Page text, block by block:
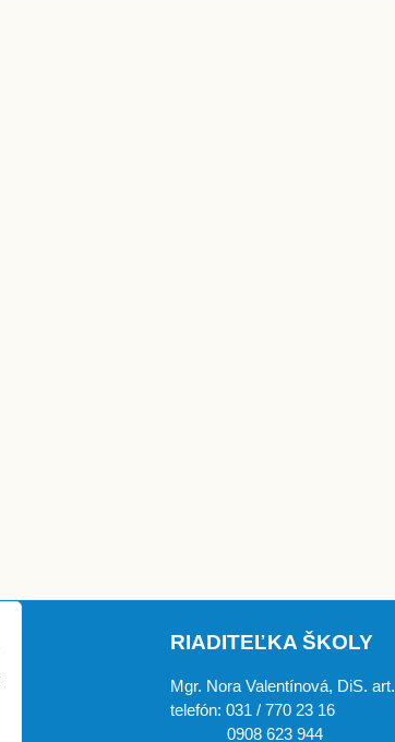
RIADITEĽKA ŠKOLY
Mgr. Nora Valentínová, DiS. art.
telefón: 031 / 770 23 16
0908 623 944